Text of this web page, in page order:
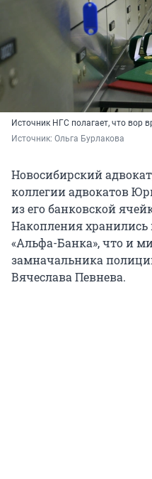
Источник НГС полагает, что вор
Источник: Ольга Бурлакова
Новосибирский
коллегии адвокатов
из его банковской
Накопления хранились
«Альфа-Банка», что и
замначальника
Вячеслава Певнева.